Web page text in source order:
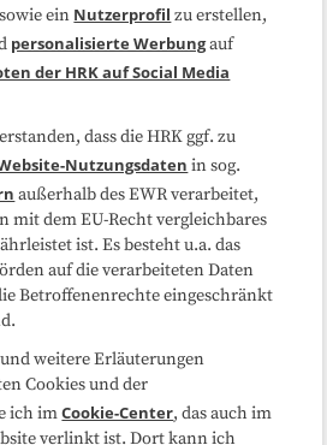
Impressum
sowie ein Nutzerprofil zu erstellen,
personalisierte Werbungauf
der HRK auf Social Media
dass die HRK ggf. zu
Nutzungsdaten in sog.
außerhalb des EWR verarbeitet,
mit dem EU-Recht vergleichbares
ist. Es besteht u.a. das
auf die verarbeiteten Daten
Betroffenenrechte eingeschränkt
weitere Erläuterungen
Cookies und der
ich imCookie-Center, das auch im
verlinkt ist. Dort kann ich